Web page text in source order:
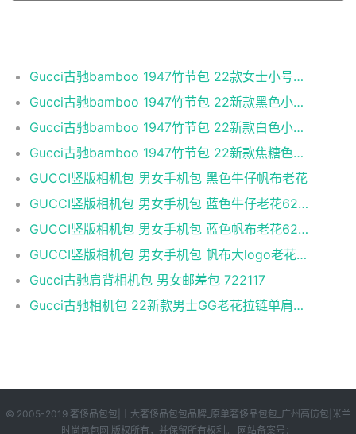
Gucci古驰bamboo 1947竹节包 22款女士小号GG大LOGO竹节
Gucci古驰bamboo 1947竹节包 22新款黑色小牛皮小号竹
Gucci古驰bamboo 1947竹节包 22新款白色小牛皮小号竹
Gucci古驰bamboo 1947竹节包 22新款焦糖色小牛皮小号
GUCCI竖版相机包 男女手机包 黑色牛仔帆布老花
GUCCI竖版相机包 男女手机包 蓝色牛仔老花625615
GUCCI竖版相机包 男女手机包 蓝色帆布老花625615
GUCCI竖版相机包 男女手机包 帆布大logo老花62561
Gucci古驰肩背相机包 男女邮差包 722117
Gucci古驰相机包 22新款男士GG老花拉链单肩包 蓝色
© 2005-2019 奢侈品包包|十大奢侈品包包品牌_原单奢侈品包包_广州高仿包|米兰
时尚包包网 版权所有，并保留所有权利。 网站备案号：